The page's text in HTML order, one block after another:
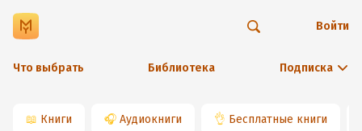
Что выбрать Библиотека Подписка
Войти
📖 Книги 🎧 Аудиокниги 👌 Бесплатные книги